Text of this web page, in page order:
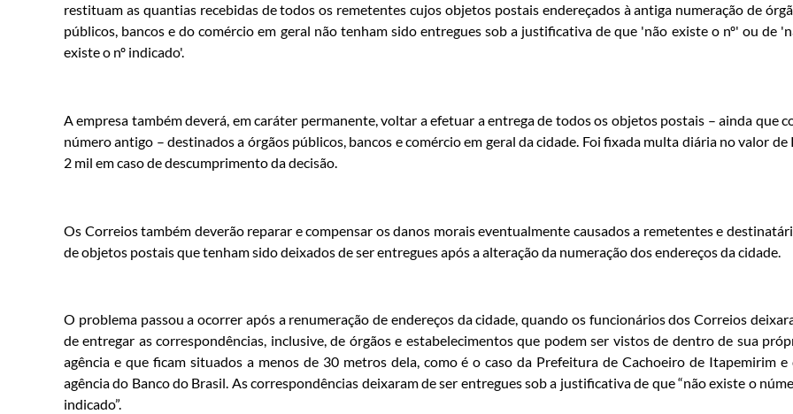
restituam as quantias recebidas de todos os remetentes cujos objetos postais endereçados à antiga numeração de
públicos, bancos e do comércio em geral não tenham sido entregues sob a justificativa de que 'não existe o nº' ou de
existe o nº indicado'.
A empresa também deverá, em caráter permanente, voltar a efetuar a entrega de todos os objetos postais – ainda que
número antigo – destinados a órgãos públicos, bancos e comércio em geral da cidade. Foi fixada multa diária no valor de
2 mil em caso de descumprimento da decisão.
Os Correios também deverão reparar e compensar os danos morais eventualmente causados a remetentes e
de objetos postais que tenham sido deixados de ser entregues após a alteração da numeração dos endereços da cidade.
O problema passou a ocorrer após a renumeração de endereços da cidade, quando os funcionários dos Correios
de entregar as correspondências, inclusive, de órgãos e estabelecimentos que podem ser vistos de dentro de sua
agência e que ficam situados a menos de 30 metros dela, como é o caso da Prefeitura de Cachoeiro de Itapemirim e
agência do Banco do Brasil. As correspondências deixaram de ser entregues sob a justificativa de que “não existe o
indicado”.